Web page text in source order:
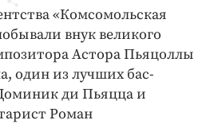
и ЖКХ
«Комсомольская
внук великого
Астора Пьяцоллы
один из лучших бас-
ди Пьяцца и
Роман